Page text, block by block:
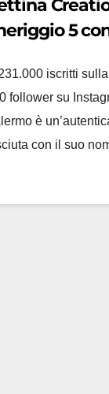
5
iscritti
follower su
è
con il suo